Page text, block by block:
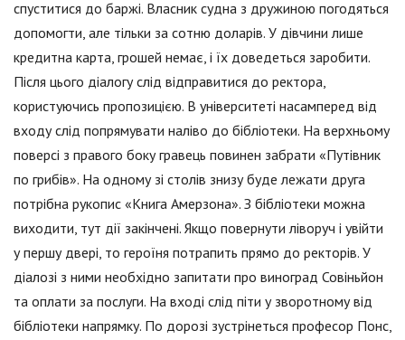
спуститися до баржі. Власник судна з дружиною погодяться
допомогти, але тільки за сотню доларів. У дівчини лише
кредитна карта, грошей немає, і їх доведеться заробити.
Після цього діалогу слід відправитися до ректора,
користуючись пропозицією. В університеті насамперед від
входу слід попрямувати наліво до бібліотеки. На верхньому
поверсі з правого боку гравець повинен забрати «Путівник
по грибів». На одному зі столів знизу буде лежати друга
потрібна рукопис «Книга Амерзона». З бібліотеки можна
виходити, тут дії закінчені. Якщо повернути ліворуч і увійти
у першу двері, то героїня потрапить прямо до ректорів. У
діалозі з ними необхідно запитати про виноград Совіньйон
та оплати за послуги. На вході слід піти у зворотному від
бібліотеки напрямку. По дорозі зустрінеться професор Понс,